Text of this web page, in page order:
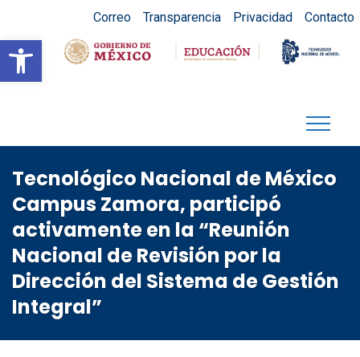
Abrir barra de herramientas
Correo Transparencia Privacidad Contacto
Tecnológico Nacional de México
Campus Zamora, participó
activamente en la “Reunión
Nacional de Revisión por la
Dirección del Sistema de Gestión
Integral”